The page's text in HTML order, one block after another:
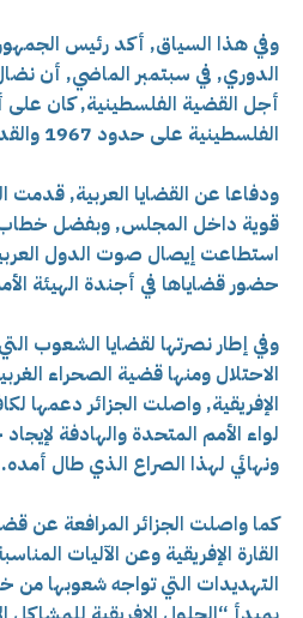
وفي هذا السياق, أكد رئيس
الدوري, في سبتمبر الماضي, أن
أجل القضية الفلسطينية, كان على
الفلسطينية على حدود 1967 والقدس الشريف عاصمة لها.
ودفاعا عن القضايا العربية, قدمت
قوية داخل المجلس, وبفضل
استطاعت إيصال صوت الدول
حضور قضاياها في أجندة الهيئة
وفي إطار نصرتها لقضايا الشعوب
الاحتلال ومنها قضية الصحراء
الإفريقية, واصلت الجزائر دعمها
لواء الأمم المتحدة والهادفة
ونهائي لهذا الصراع الذي طال أمده.
كما واصلت الجزائر المرافعة عن
القارة الإفريقية وعن الآليات
التهديدات التي تواجه شعوبها من